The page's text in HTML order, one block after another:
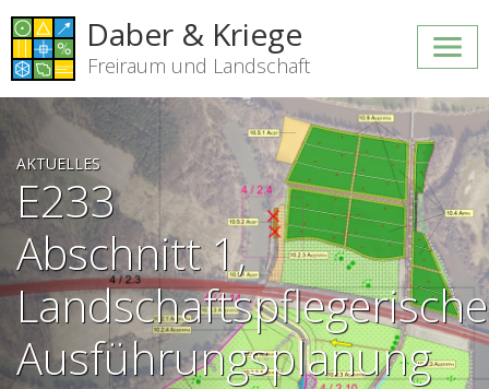
Daber & Kriege
Freiraum und Landschaft
AKTUELLES
E233
Abschnitt 1,
Landschaftspflegerische
Ausführungsplanung